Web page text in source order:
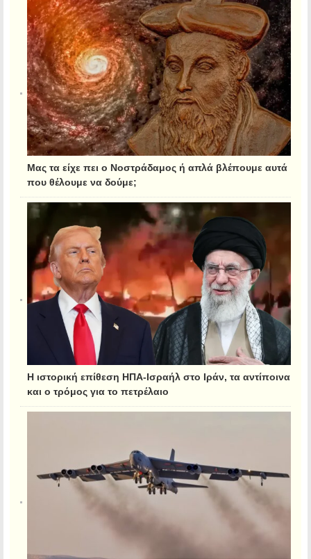
Μας τα είχε πει ο Νοστράδαμος ή απλά βλέπουμε αυτά
που θέλουμε να δούμε;
Η ιστορική επίθεση ΗΠΑ-Ισραήλ στο Ιράν, τα αντίποινα
και ο τρόμος για το πετρέλαιο